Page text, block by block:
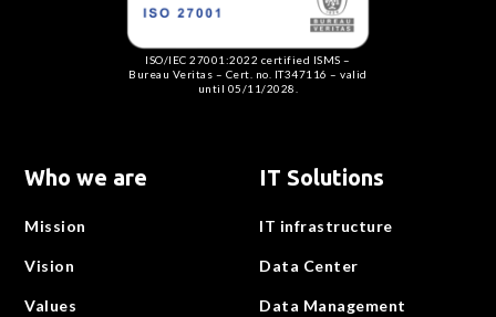
ISO/IEC 27001:2022 certified ISMS –
Bureau Veritas – Cert. no. IT347116 – valid
until 05/11/2028.
Who we are
Mission
Vision
Values
IT Solutions
IT infrastructure
Data Center
Data Management